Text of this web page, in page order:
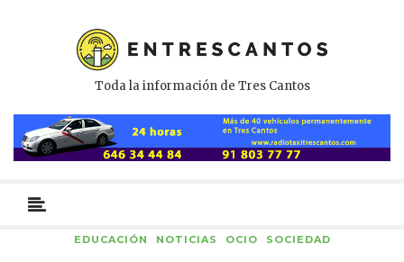
Toda la información de Tres Cantos
primario
EDUCACIÓN NOTICIAS OCIO SOCIEDAD